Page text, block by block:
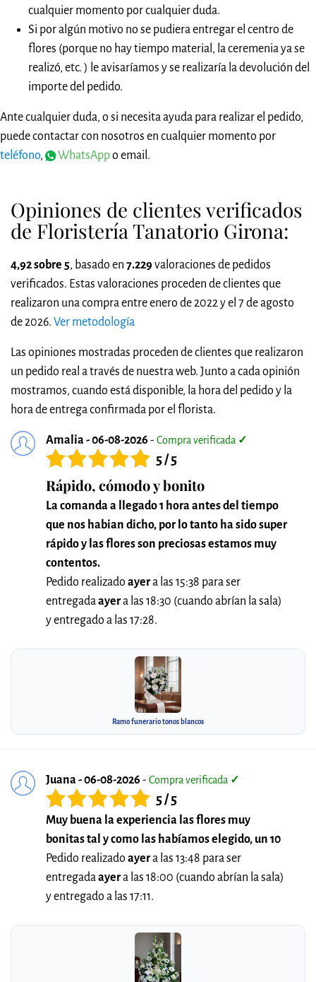
cualquier momento por cualquier duda.
Si por algún motivo no se pudiera entregar el centro de
flores (porque no hay tiempo material, la ceremenia ya se
realizó, etc. ) le avisaríamos y se realizaría la devolución del
importe del pedido.
Ante cualquier duda, o si necesita ayuda para realizar el pedido,
puede contactar con nosotros en cualquier momento por
teléfono, WhatsAppo email.
Opiniones de clientes verificados
de Floristería Tanatorio Girona:
4,92 sobre 5, basado en 7.229 valoraciones de pedidos
verificados. Estas valoraciones proceden de clientes que
realizaron una compra entre enero de 2022 y el 7 de agosto
de 2026. Ver metodología
Las opiniones mostradas proceden de clientes que realizaron
un pedido real a través de nuestra web. Junto a cada opinión
mostramos, cuando está disponible, la hora del pedido y la
hora de entrega confirmada por el florista.
Amalia - 06-08-2026 - Compra verificada ✓
5 / 5
Rápido, cómodo y bonito
La comanda a llegado 1 hora antes del tiempo
que nos habian dicho, por lo tanto ha sido super
rápido y las flores son preciosas estamos muy
contentos.
Pedido realizado ayera las 15:38 para ser
entregada ayera las 18:30 (cuando abrían la sala)
y entregado a las 17:28.
Ramo funerario tonos blancos
Juana - 06-08-2026 - Compra verificada ✓
5 / 5
Muy buena la experiencia las flores muy
bonitas tal y como las habíamos elegido, un 10
Pedido realizado ayera las 13:48 para ser
entregada ayera las 18:00 (cuando abrían la sala)
y entregado a las 17:11.